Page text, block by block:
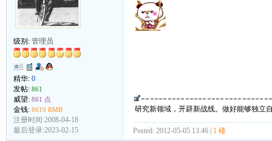
级别: 管理员
精华: 0
发帖: 861
威望: 861 点
金钱: 8610 RMB
注册时间:2008-04-18
最后登录:2023-02-15
研究新领域，开辟新战线。做好能够独立
Posted: 2012-05-05 13:46 | 1 楼